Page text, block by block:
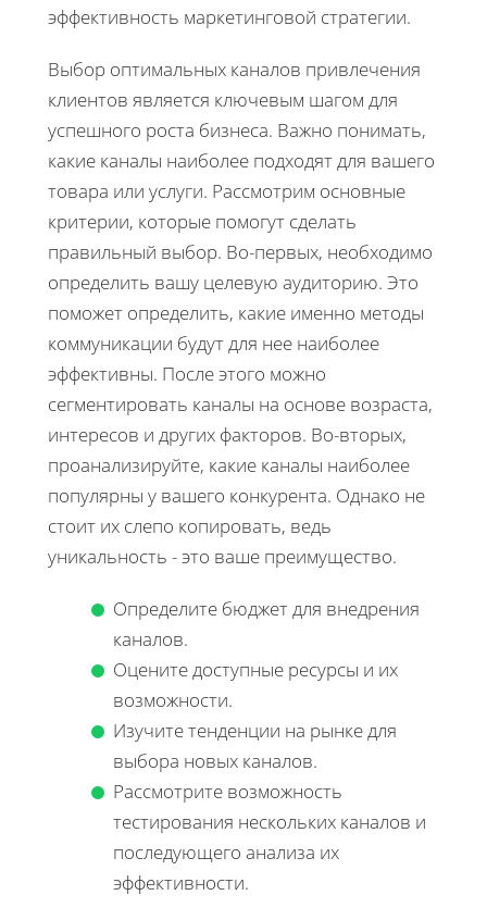
эффективность маркетинговой стратегии.
Выбор оптимальных каналов привлечения
клиентов является ключевым шагом для
успешного роста бизнеса. Важно понимать,
какие каналы наиболее подходят для вашего
товара или услуги. Рассмотрим основные
критерии, которые помогут сделать
правильный выбор. Во-первых, необходимо
определить вашу целевую аудиторию. Это
поможет определить, какие именно методы
коммуникации будут для нее наиболее
эффективны. После этого можно
сегментировать каналы на основе возраста,
интересов и других факторов. Во-вторых,
проанализируйте, какие каналы наиболее
популярны у вашего конкурента. Однако не
стоит их слепо копировать, ведь
уникальность - это ваше преимущество.
Определите бюджет для внедрения
каналов.
Оцените доступные ресурсы и их
возможности.
Изучите тенденции на рынке для
выбора новых каналов.
Рассмотрите возможность
тестирования нескольких каналов и
последующего анализа их
эффективности.